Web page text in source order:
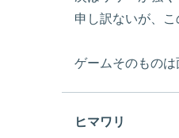
申し訳ないが、
ゲームそのもの
ヒマワリ